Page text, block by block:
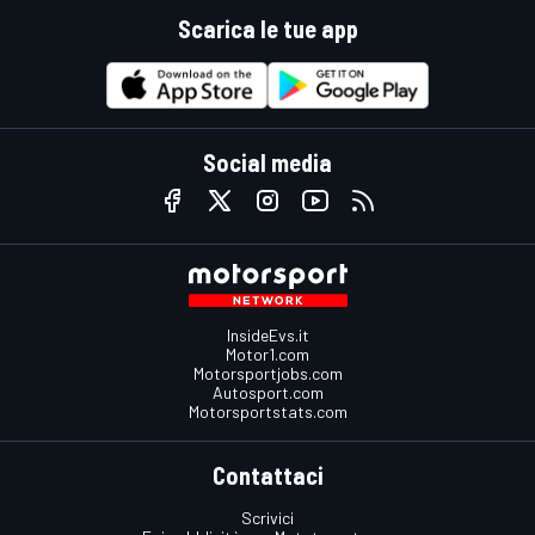
Scarica le tue app
Social media
InsideEvs.it
Motor1.com
Motorsportjobs.com
Autosport.com
Motorsportstats.com
Contattaci
Scrivici